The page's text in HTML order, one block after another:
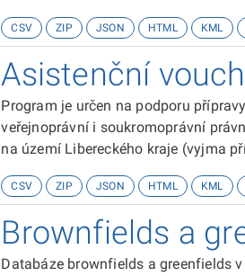
CSV ZIP JSON HTML KML
Asistenční
Program je určen na podporu
veřejnoprávní i soukromoprávní
na území Libereckého kraje (vyjma
CSV ZIP JSON HTML KML
Brownfields a
Databáze brownfields a greenfields